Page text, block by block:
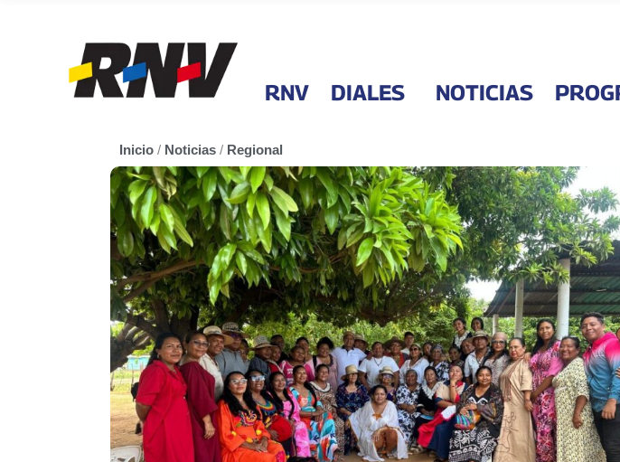
RNV DIALES NOTICIAS
Inicio / Noticias / Regional